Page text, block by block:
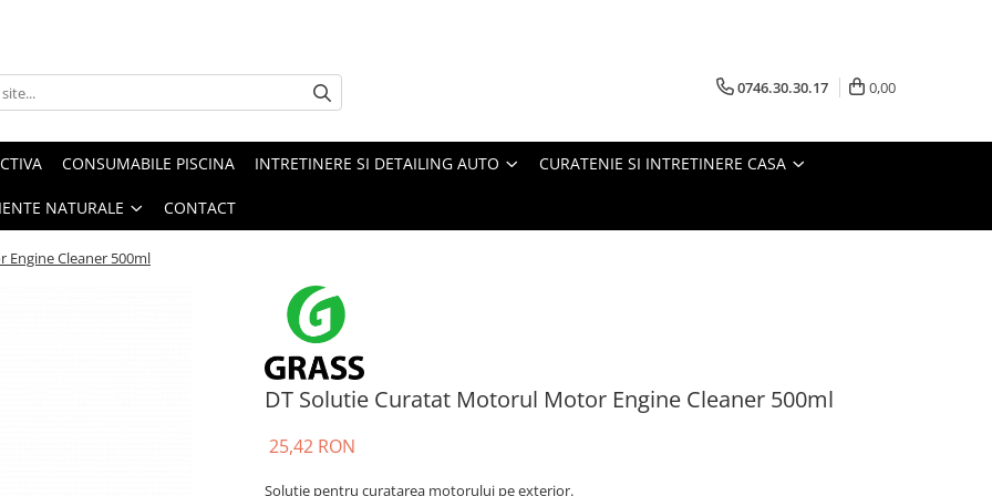
0746.30.30.17 0,00
CONSUMABILE PISCINA INTRETINERE SI DETAILING AUTO CURATENIE SI INTRETINERE CASA
NATURALE CONTACT
Cleaner 500ml
DT Solutie Curatat Motorul Motor Engine Cleaner 500ml
25,42 RON
Solutie pentru curatarea motorului pe exterior.